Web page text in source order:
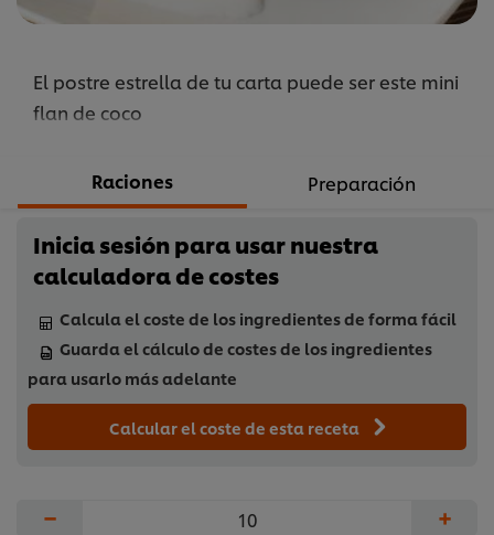
El postre estrella de tu carta puede ser este mini
flan de coco
Raciones Preparación
Inicia sesión para usar nuestra
calculadora de costes
Calcula el coste de los ingredientes de forma fácil
Guarda el cálculo de costes de los ingredientes
para usarlo más adelante
Calcular el coste de esta receta
− +